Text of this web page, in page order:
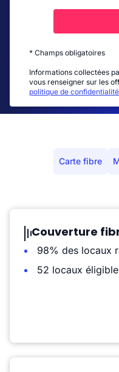
* Champs obligatoires
Informations collectées
vous renseigner sur les
politique de confidentialité
Carte fibre
Couverture
98% des locaux
52 locaux